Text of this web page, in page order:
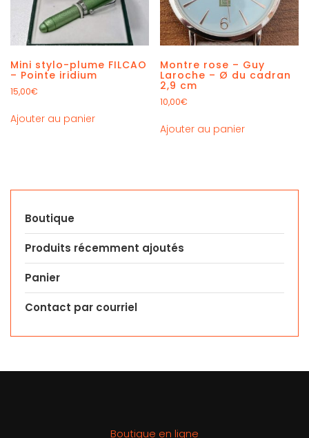
Mini stylo-plume FILCAO
– Pointe iridium
15,00€
Ajouter au panier
Montre rose – Guy
Laroche – Ø du cadran
2,9 cm
10,00€
Ajouter au panier
Boutique
Produits récemment ajoutés
Panier
Contact par courriel
Boutique en ligne